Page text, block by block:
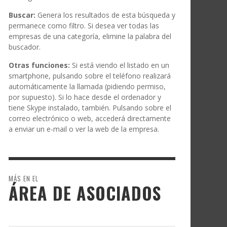
Buscar: Genera los resultados de esta búsqueda y
permanece como filtro. Si desea ver todas las
empresas de una categoría, elimine la palabra del
buscador.
Otras funciones: Si está viendo el listado en un
smartphone, pulsando sobre el teléfono realizará
automáticamente la llamada (pidiendo permiso,
por supuesto). Si lo hace desde el ordenador y
tiene Skype instalado, también. Pulsando sobre el
correo electrónico o web, accederá directamente
a enviar un e-mail o ver la web de la empresa.
MÁS EN EL
ÁREA DE ASOCIADOS